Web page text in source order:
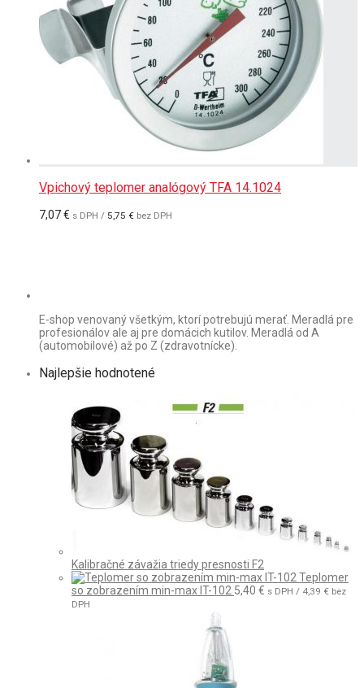
Vpichový teplomer analógový TFA 14.1024
7,07€ s DPH / 5,75 € bez DPH
E-shop venovaný všetkým, ktorí potrebujú merať. Meradlá pre
profesionálov ale aj pre domácich kutilov. Meradlá od A
(automobilové) až po Z (zdravotnícke).
Najlepšie hodnotené
Kalibračné závažia triedy presnosti F2
Teplomer
so zobrazením min-max IT-102 5,40 € s DPH / 4,39 € bez
DPH